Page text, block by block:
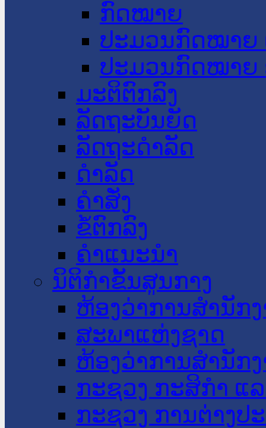
ກົດໝາຍ
ປະມວນກົດໝາຍ
ປະມວນກົດໝາຍ
ມະຕິຕົກລົງ
ລັດຖະບັນຍັດ
ລັດຖະດໍາລັດ
ດໍາລັດ
ຄໍາສັ່ງ
ຂໍ້ຕົກລົງ
ຄໍາແນະນໍາ
ນິຕິກໍາຂັ້ນສູນກາງ
ຫ້ອງວ່າການສໍານັກ
ສະພາແຫ່ງຊາດ
ຫ້ອງວ່າການສຳນັກ
ກະຊວງ ກະສິກຳ ແ
ກະຊວງ ການຕ່າງປ